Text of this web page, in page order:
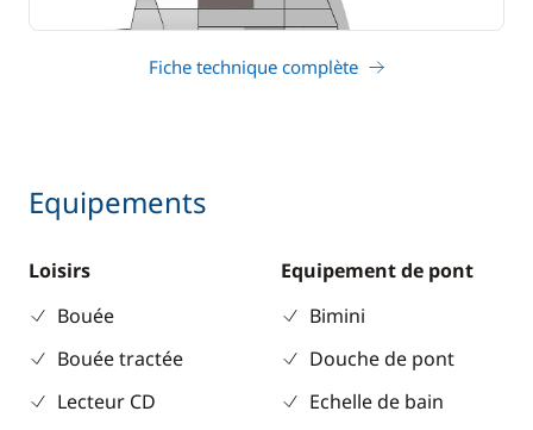
Fiche technique complète
Equipements
Loisirs
Bouée
Bouée tractée
Lecteur CD
Equipement de pont
Bimini
Douche de pont
Echelle de bain